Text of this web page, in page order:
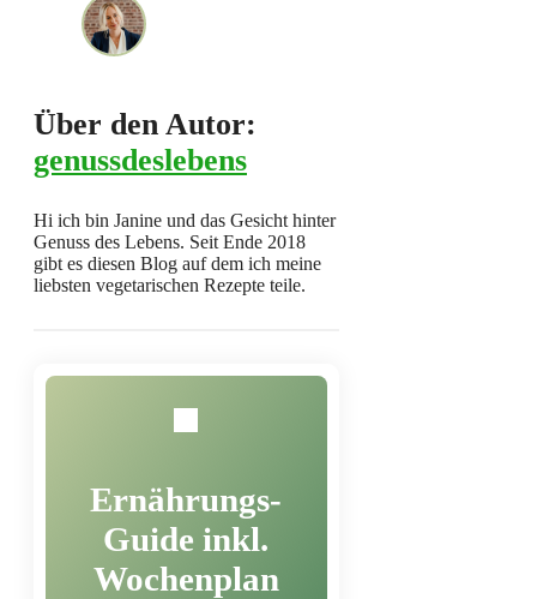
Über den Autor:
genussdeslebens
Hi ich bin Janine und das Gesicht hinter
Genuss des Lebens. Seit Ende 2018
gibt es diesen Blog auf dem ich meine
liebsten vegetarischen Rezepte teile.
Ernährungs-
Guide inkl.
Wochenplan